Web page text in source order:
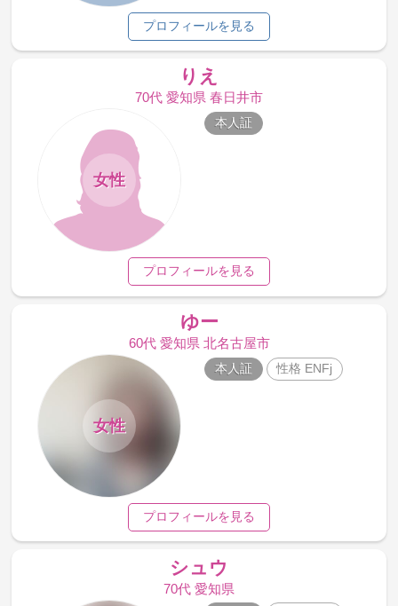
プロフィールを見る
りえ
70代 愛知県 春日井市
女性
本人証
プロフィールを見る
ゆー
60代 愛知県 北名古屋市
女性
本人証 性格 ENFj
プロフィールを見る
シュウ
70代 愛知県